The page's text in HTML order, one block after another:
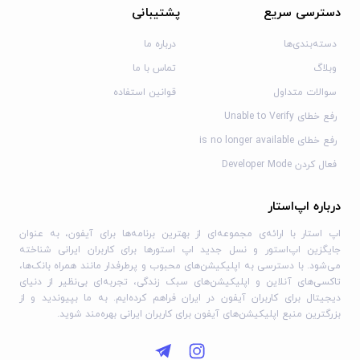
دسترسی سریع
دسته‌بندی‌ها
وبلاگ
سوالات متداول
رفع خطای Unable to Verify
رفع خطای is no longer available
فعال کردن Developer Mode
پشتیبانی
درباره ما
تماس با ما
قوانین استفاده
درباره اپ‌استار
اپ استار با ارائه‌ی مجموعه‌ای از بهترین برنامه‌ها برای آیفون، به عنوان
جایگزین اپ‌استور و نسل جدید اپ استورها برای کاربران ایرانی شناخته
می‌شود. با دسترسی به اپلیکیشن‌های محبوب و پرطرفدار مانند همراه بانک‌ها،
تاکسی‌های آنلاین و اپلیکیشن‌های سبک زندگی، تجربه‌ای بی‌نظیر از دنیای
دیجیتال برای کاربران آیفون در ایران فراهم کرده‌ایم. به ما بپیوندید و از
بزرگترین منبع اپلیکیشن‌های آیفون برای کاربران ایرانی بهره‌مند شوید.